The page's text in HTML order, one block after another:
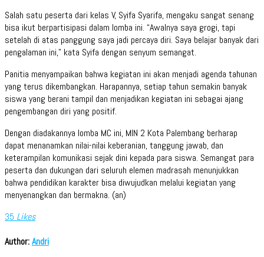
Salah satu peserta dari kelas V, Syifa Syarifa, mengaku sangat senang
bisa ikut berpartisipasi dalam lomba ini. “Awalnya saya grogi, tapi
setelah di atas panggung saya jadi percaya diri. Saya belajar banyak dari
pengalaman ini,” kata Syifa dengan senyum semangat.
Panitia menyampaikan bahwa kegiatan ini akan menjadi agenda tahunan
yang terus dikembangkan. Harapannya, setiap tahun semakin banyak
siswa yang berani tampil dan menjadikan kegiatan ini sebagai ajang
pengembangan diri yang positif.
Dengan diadakannya lomba MC ini, MIN 2 Kota Palembang berharap
dapat menanamkan nilai-nilai keberanian, tanggung jawab, dan
keterampilan komunikasi sejak dini kepada para siswa. Semangat para
peserta dan dukungan dari seluruh elemen madrasah menunjukkan
bahwa pendidikan karakter bisa diwujudkan melalui kegiatan yang
menyenangkan dan bermakna. (an)
35 Likes
Author:Andri